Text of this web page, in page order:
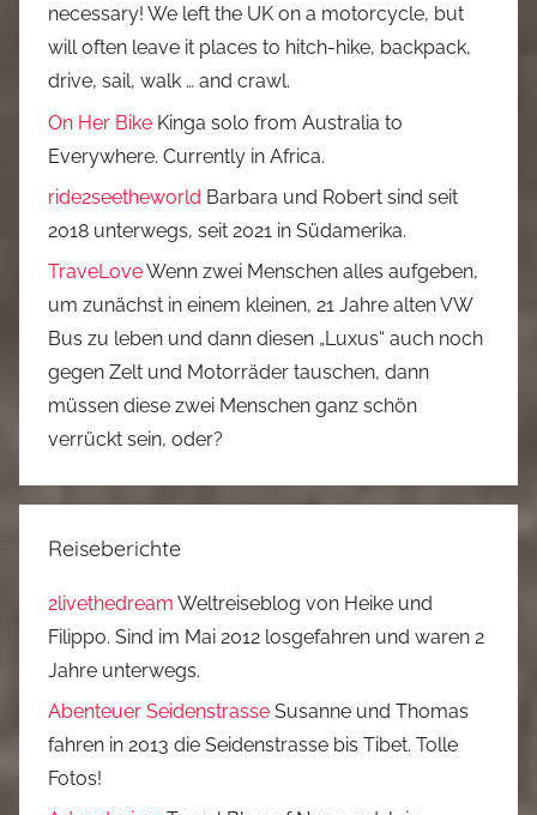
necessary! We left the UK on a motorcycle, but
will often leave it places to hitch-hike, backpack,
drive, sail, walk … and crawl.
On Her Bike Kinga solo from Australia to
Everywhere. Currently in Africa.
ride2seetheworld Barbara und Robert sind seit
2018 unterwegs, seit 2021 in Südamerika.
TraveLoveWenn zwei Menschen alles aufgeben,
um zunächst in einem kleinen, 21 Jahre alten VW
Bus zu leben und dann diesen „Luxus“ auch noch
gegen Zelt und Motorräder tauschen, dann
müssen diese zwei Menschen ganz schön
verrückt sein, oder?
Reiseberichte
2livethedream Weltreiseblog von Heike und
Filippo. Sind im Mai 2012 losgefahren und waren 2
Jahre unterwegs.
Abenteuer Seidenstrasse Susanne und Thomas
fahren in 2013 die Seidenstrasse bis Tibet. Tolle
Fotos!